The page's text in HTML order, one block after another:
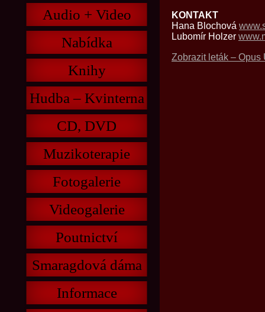
KONTAKT
Hana Blochová
Lubomír Holzer
Zobrazit leták – Opus
Audio + Video
Nabídka
Knihy
Hudba – Kvinterna
CD, DVD
Muzikoterapie
Fotogalerie
Videogalerie
Poutnictví
Smaragdová dáma
Informace